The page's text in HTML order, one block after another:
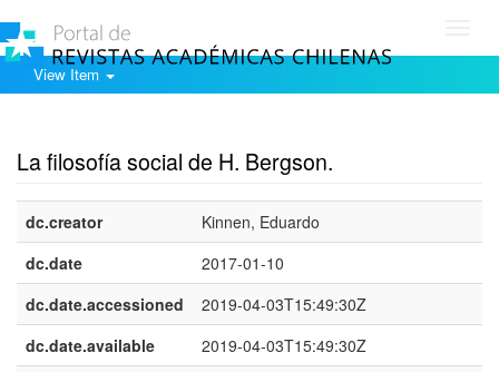
View Item
La filosofía social de H. Bergson.
dc.creator
Kinnen, Eduardo
dc.date
2017-01-10
dc.date.accessioned
2019-04-03T15:49:30Z
dc.date.available
2019-04-03T15:49:30Z